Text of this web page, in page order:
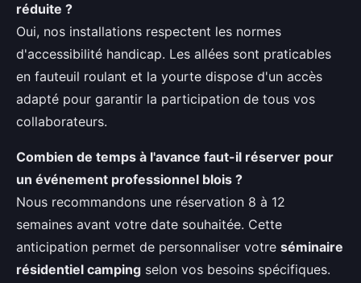
réduite ?
Oui, nos installations respectent les normes
d'accessibilité handicap. Les allées sont praticables
en fauteuil roulant et la yourte dispose d'un accès
adapté pour garantir la participation de tous vos
collaborateurs.
Combien de temps à l'avance faut-il réserver pour
un événement professionnel blois ?
Nous recommandons une réservation 8 à 12
semaines avant votre date souhaitée. Cette
anticipation permet de personnaliser votre séminaire
résidentiel camping selon vos besoins spécifiques.